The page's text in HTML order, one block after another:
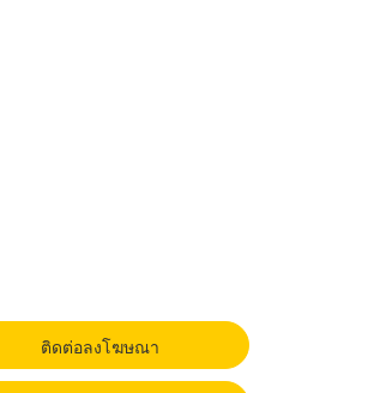
ติดต่อลงโฆษณา